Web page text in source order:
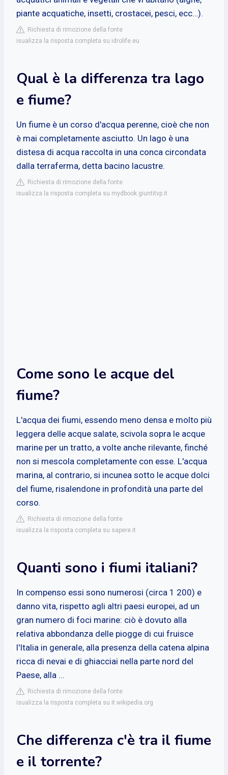
piante acquatiche, insetti, crostacei, pesci, ecc…).
Richiesta di rimozione della fonte
isualizza la risposta completa su idrolife.eu
Qual è la differenza tra lago
e fiume?
Un fiume è un corso d'acqua perenne, cioè che non
è mai completamente asciutto. Un lago è una
distesa di acqua raccolta in una conca circondata
dalla terraferma, detta bacino lacustre.
Richiesta di rimozione della fonte
isualizza la risposta completa su mydbook.giuntitvp.it
Come sono le acque del
fiume?
L'acqua dei fiumi, essendo meno densa e molto più
leggera delle acque salate, scivola sopra le acque
marine per un tratto, a volte anche rilevante, finché
non si mescola completamente con esse. L'acqua
marina, al contrario, si incunea sotto le acque dolci
del fiume, risalendone in profondità una parte del
corso.
Richiesta di rimozione della fonte
isualizza la risposta completa su sapere.it
Quanti sono i fiumi italiani?
In compenso essi sono numerosi (circa 1 200) e
danno vita, rispetto agli altri paesi europei, ad un
gran numero di foci marine: ciò è dovuto alla
relativa abbondanza delle piogge di cui fruisce
l'Italia in generale, alla presenza della catena alpina
ricca di nevai e di ghiacciai nella parte nord del
Paese, alla ...
Richiesta di rimozione della fonte
isualizza la risposta completa su it.wikipedia.org
Che differenza c'è tra il fiume
e il torrente?